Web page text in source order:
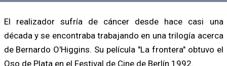
El realizador sufría de cáncer desde hace casi una
década y se encontraba trabajando en una trilogía acerca
de Bernardo O'Higgins. Su película "La frontera" obtuvo el
Oso de Plata en el Festival de Cine de Berlín 1992.